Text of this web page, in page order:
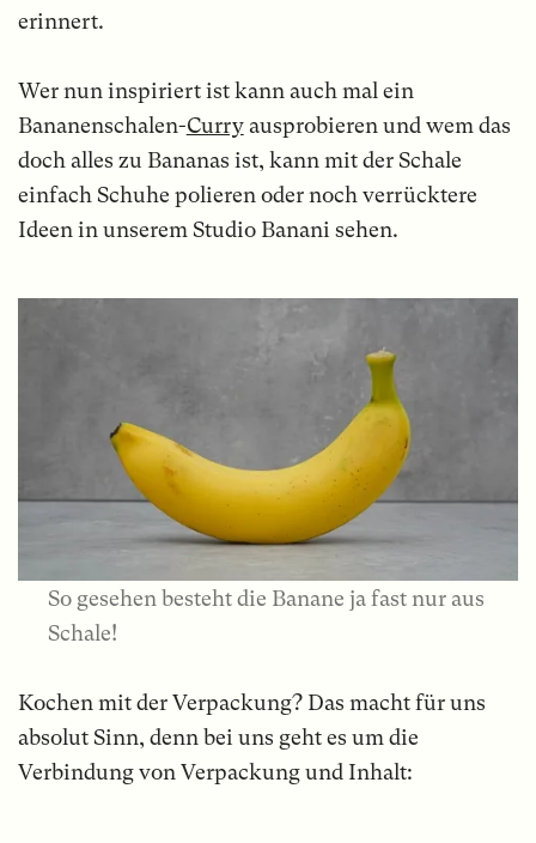
erinnert.
Wer nun inspiriert ist kann auch mal ein
Bananenschalen-Curryausprobieren und wem das
doch alles zu Bananas ist, kann mit der Schale
einfach Schuhe polieren oder noch verrücktere
Ideen in unserem Studio Banani sehen.
So gesehen besteht die Banane ja fast nur aus
Schale!
Kochen mit der Verpackung? Das macht für uns
absolut Sinn, denn bei uns geht es um die
Verbindung von Verpackung und Inhalt: